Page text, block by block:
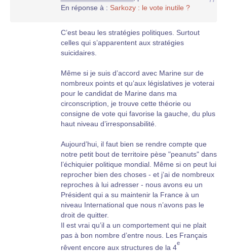
En réponse à : Sarkozy : le vote inutile ?
C’est beau les stratégies politiques. Surtout
celles qui s’apparentent aux stratégies
suicidaires.
Même si je suis d’accord avec Marine sur de
nombreux points et qu’aux législatives je voterai
pour le candidat de Marine dans ma
circonscription, je trouve cette théorie ou
consigne de vote qui favorise la gauche, du plus
haut niveau d’irresponsabilité.
Aujourd’hui, il faut bien se rendre compte que
notre petit bout de territoire pèse "peanuts" dans
l’échiquier politique mondial. Même si on peut lui
reprocher bien des choses - et j’ai de nombreux
reproches à lui adresser - nous avons eu un
Président qui a su maintenir la France à un
niveau International que nous n’avons pas le
droit de quitter.
Il est vrai qu’il a un comportement qui ne plait
pas à bon nombre d’entre nous. Les Français
rêvent encore aux structures de la 4
e